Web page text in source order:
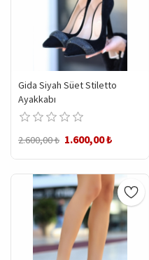
Gida Siyah Süet Stiletto
Ayakkabı
2.600,00 ₺ 1.600,00 ₺